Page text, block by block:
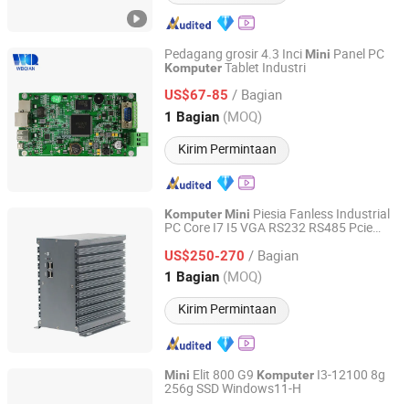
Pedagang grosir 4.3 Inci Mini Panel PC
KomputerTablet Industri
US$67-85 / Bagian
1 Bagian (MOQ)
Kirim Permintaan
Guangzhou Weiqian Computer Technology Co.,ltd
Guangdong, China Harga mulai 2019
Komputer Mini Piesia Fanless Industrial
PC Core I7 I5 VGA RS232 RS485 Pcie
Kotak dengan WiFi
US$250-270 / Bagian
1 Bagian (MOQ)
Kirim Permintaan
Shenzhen Piesia Electronic Technology Co., Ltd.
Guangdong, China Harga mulai 2014
Mini Elit 800 G9 Komputer I3-12100 8g
256g SSD Windows11-H
Guangzhou Samqing Trading Co., Ltd